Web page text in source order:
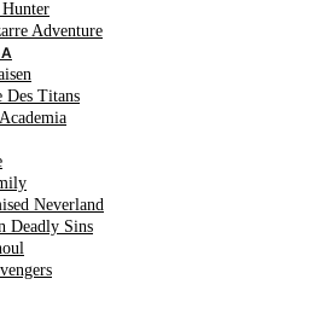
Adventure
Des Titans
Neverland
Deadly Sins